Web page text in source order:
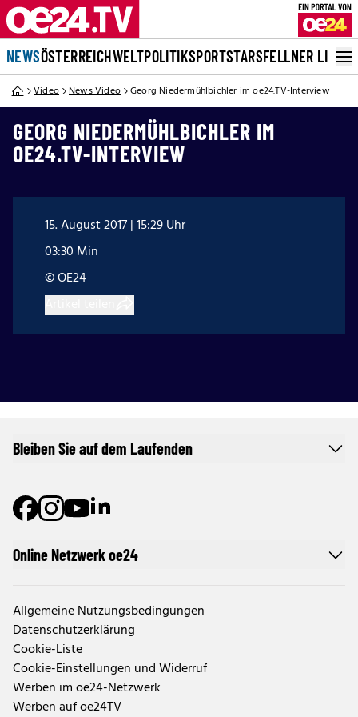
NEWSÖSTERREICHWELTPOLITIKSPORTSTARSFELLNER LIVE
Video News Video Georg Niedermühlbichler im oe24.TV-Interview
GEORG NIEDERMÜHLBICHLER IM
OE24.TV-INTERVIEW
15. August 2017 | 15:29 Uhr
03:30 Min
© OE24
Online Netzwerk oe24
Allgemeine Nutzungsbedingungen
Datenschutzerklärung
Cookie-Liste
Cookie-Einstellungen und Widerruf
Werben im oe24-Netzwerk
Werben auf oe24TV
Bleiben Sie auf dem Laufenden